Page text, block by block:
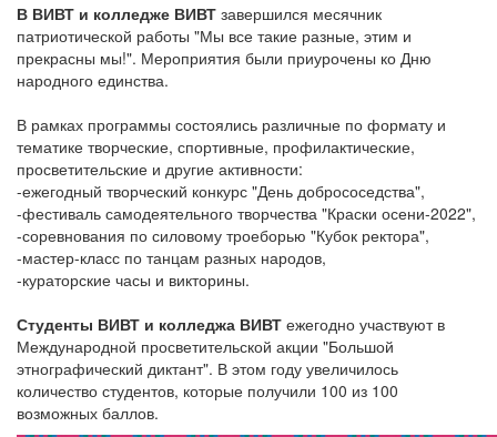
В ВИВТ и колледже ВИВТ завершился месячник
патриотической работы "Мы все такие разные, этим и
прекрасны мы!". Мероприятия были приурочены ко Дню
народного единства.
В рамках программы состоялись различные по формату и
тематике творческие, спортивные, профилактические,
просветительские и другие активности:
-ежегодный творческий конкурс "День добрососедства",
-фестиваль самодеятельного творчества "Краски осени-2022",
-соревнования по силовому троеборью "Кубок ректора",
-мастер-класс по танцам разных народов,
-кураторские часы и викторины.
Студенты ВИВТ и колледжа ВИВТ ежегодно участвуют в
Международной просветительской акции "Большой
этнографический диктант". В этом году увеличилось
количество студентов, которые получили 100 из 100
возможных баллов.